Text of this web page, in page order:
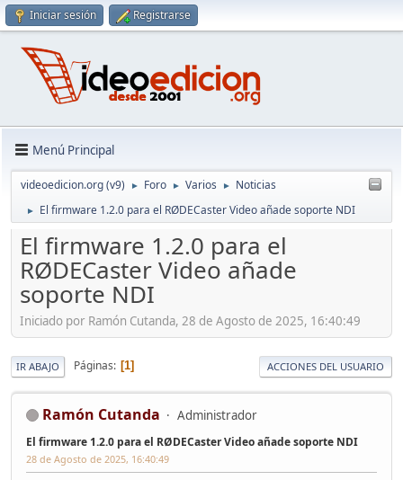
Iniciar sesión Registrarse
Menú Principal
videoedicion.org (v9) ► Foro ► Varios ► Noticias
► El firmware 1.2.0 para el RØDECaster Video añade soporte NDI
El firmware 1.2.0 para el
RØDECaster Video añade
soporte NDI
Iniciado por Ramón Cutanda, 28 de Agosto de 2025, 16:40:49
IR ABAJO Páginas 1 ACCIONES DEL USUARIO
Ramón Cutanda Administrador
El firmware 1.2.0 para el RØDECaster Video añade soporte NDI
28 de Agosto de 2025, 16:40:49